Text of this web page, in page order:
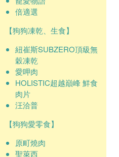
倍適選
【狗狗凍乾、生食】
紐崔斯SUBZERO頂級無
穀凍乾
愛呷肉
HOLISTIC超越巔峰 鮮食
肉片
汪洽普
【狗狗愛零食】
原町燒肉
聖萊西